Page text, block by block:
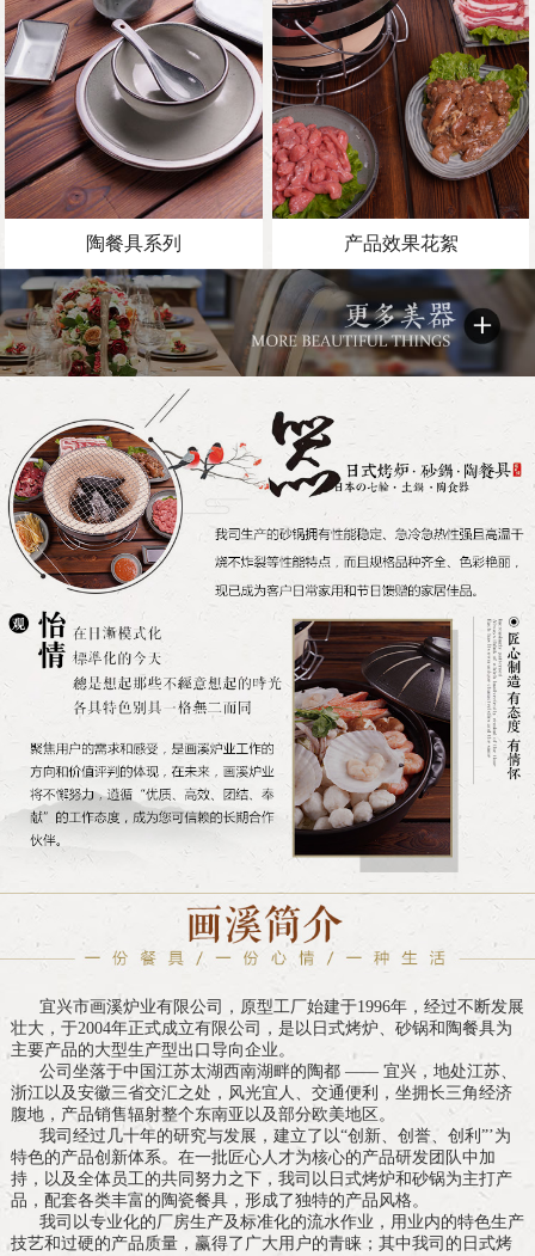
陶餐具系列 产品效果花絮
宜兴市画溪炉业有限公司，原型工厂始建于1996年，经过不断发展
壮大，于2004年正式成立有限公司，是以日式烤炉、砂锅和陶餐具为
主要产品的大型生产型出口导向企业。
公司坐落于中国江苏太湖西南湖畔的陶都 —— 宜兴，地处江苏、
浙江以及安徽三省交汇之处，风光宜人、交通便利，坐拥长三角经济
腹地，产品销售辐射整个东南亚以及部分欧美地区。
我司经过几十年的研究与发展，建立了以“创新、创誉、创利”’为
特色的产品创新体系。在一批匠心人才为核心的产品研发团队中加
持，以及全体员工的共同努力之下，我司以日式烤炉和砂锅为主打产
品，配套各类丰富的陶瓷餐具，形成了独特的产品风格。
我司以专业化的厂房生产及标准化的流水作业，用业内的特色生产
技艺和过硬的产品质量，赢得了广大用户的青睐；其中我司的日式烤